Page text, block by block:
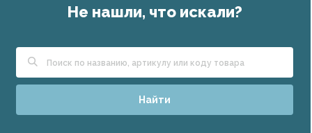
Не нашли, что искали?
Найти